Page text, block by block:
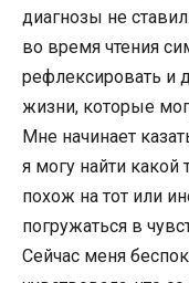
диагнозы не
во время чтения
рефлексировать и
жизни, которые
Мне начинает
я могу найти
похож на тот или
погружаться в
Сейчас меня